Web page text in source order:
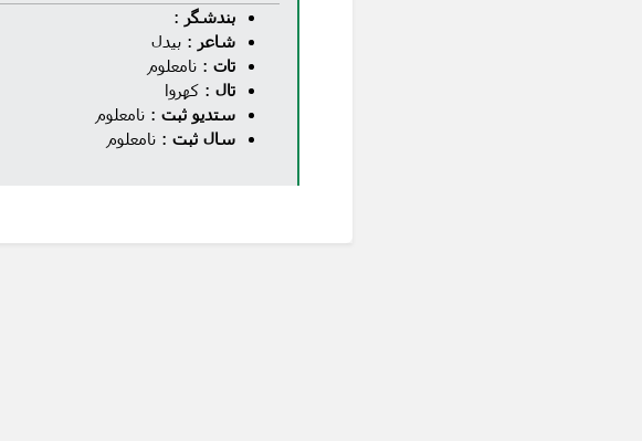
بندشگر :
شاعر : بیدل
تات : نامعلوم
تال : کهروا
ستدیو ثبت : نامعلوم
سال ثبت : نامعلوم